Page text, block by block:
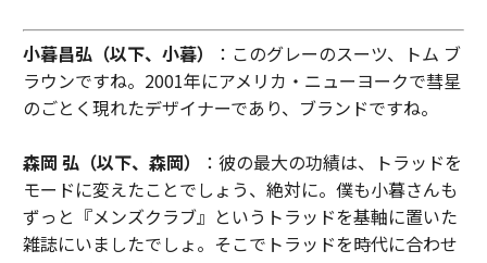
小暮昌弘（以下、小暮）
：このグレーのスーツ、トム ブ
ラウンですね。2001年にアメリカ・ニューヨークで彗星
のごとく現れたデザイナーであり、ブランドですね。
森岡 弘（以下、森岡）
：彼の最大の功績は、トラッドを
モードに変えたことでしょう、絶対に。僕も小暮さんも
ずっと『メンズクラブ』というトラッドを基軸に置いた
雑誌にいましたでしょ。そこでトラッドを時代に合わせ